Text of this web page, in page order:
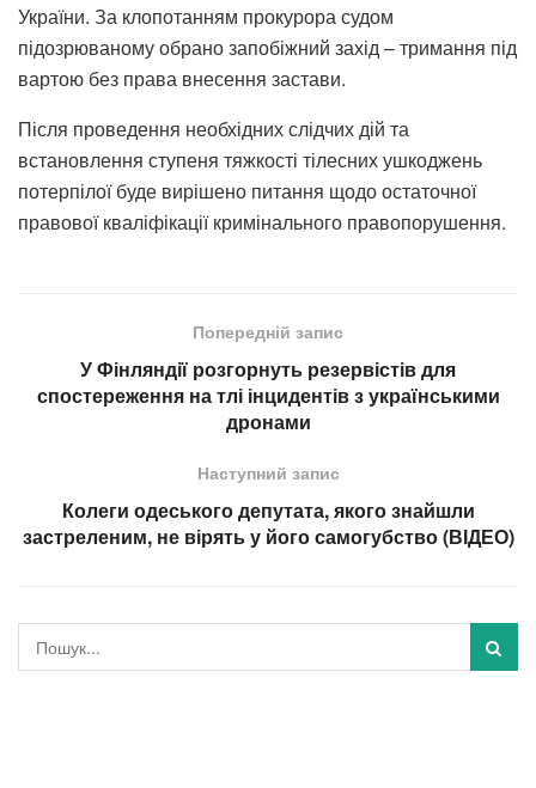
України. За клопотанням прокурора судом
підозрюваному обрано запобіжний захід – тримання під
вартою без права внесення застави.
Після проведення необхідних слідчих дій та
встановлення ступеня тяжкості тілесних ушкоджень
потерпілої буде вирішено питання щодо остаточної
правової кваліфікації кримінального правопорушення.
Попередній запис
У Фінляндії розгорнуть резервістів для
спостереження на тлі інцидентів з українськими
дронами
Наступний запис
Колеги одеського депутата, якого знайшли
застреленим, не вірять у його самогубство (ВІДЕО)